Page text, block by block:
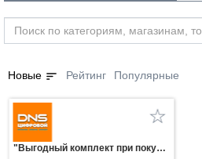
Новые sort Рейтинг Популярные
"Выгодный комплект при покупке смартфона Honor Magic V5!"